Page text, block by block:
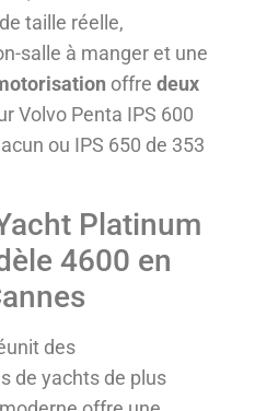
taille réelle,
salle à manger et une
offre deux
Volvo Penta IPS 600
ou IPS 650 de 353
Platinum
4600 en
des
de yachts de plus